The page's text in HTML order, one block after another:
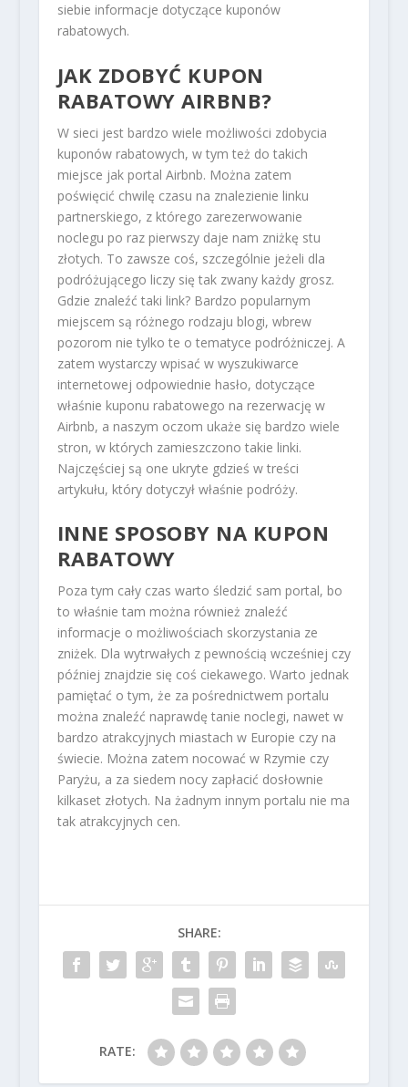
siebie informacje dotyczące kuponów
rabatowych.
JAK ZDOBYĆ KUPON
RABATOWY AIRBNB?
W sieci jest bardzo wiele możliwości zdobycia
kuponów rabatowych, w tym też do takich
miejsce jak portal Airbnb. Można zatem
poświęcić chwilę czasu na znalezienie linku
partnerskiego, z którego zarezerwowanie
noclegu po raz pierwszy daje nam zniżkę stu
złotych. To zawsze coś, szczególnie jeżeli dla
podróżującego liczy się tak zwany każdy grosz.
Gdzie znaleźć taki link? Bardzo popularnym
miejscem są różnego rodzaju blogi, wbrew
pozorom nie tylko te o tematyce podróżniczej. A
zatem wystarczy wpisać w wyszukiwarce
internetowej odpowiednie hasło, dotyczące
właśnie kuponu rabatowego na rezerwację w
Airbnb, a naszym oczom ukaże się bardzo wiele
stron, w których zamieszczono takie linki.
Najczęściej są one ukryte gdzieś w treści
artykułu, który dotyczył właśnie podróży.
INNE SPOSOBY NA KUPON
RABATOWY
Poza tym cały czas warto śledzić sam portal, bo
to właśnie tam można również znaleźć
informacje o możliwościach skorzystania ze
zniżek. Dla wytrwałych z pewnością wcześniej czy
później znajdzie się coś ciekawego. Warto jednak
pamiętać o tym, że za pośrednictwem portalu
można znaleźć naprawdę tanie noclegi, nawet w
bardzo atrakcyjnych miastach w Europie czy na
świecie. Można zatem nocować w Rzymie czy
Paryżu, a za siedem nocy zapłacić dosłownie
kilkaset złotych. Na żadnym innym portalu nie ma
tak atrakcyjnych cen.
SHARE:
RATE: